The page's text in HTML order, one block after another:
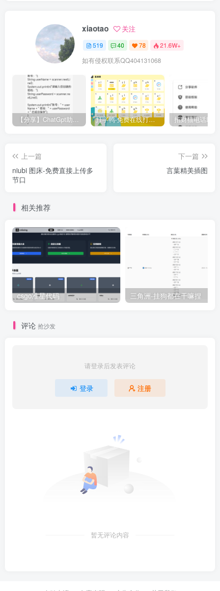
xiaotao 关注
519 40 78 21.6W+
如有侵权联系QQ404131068
【分享】ChatGpt助手v1.24免注册直接使用 打字鸭-免费在线打字练习平台
上一篇
niubi 图床-免费直接上传多
节口
下一篇
言葉精美插图
相关推荐
csgo准星代码 三角洲-挂狗都在干嘛捏
评论 抢沙发
请登录后发表评论
登录 注册
暂无评论内容